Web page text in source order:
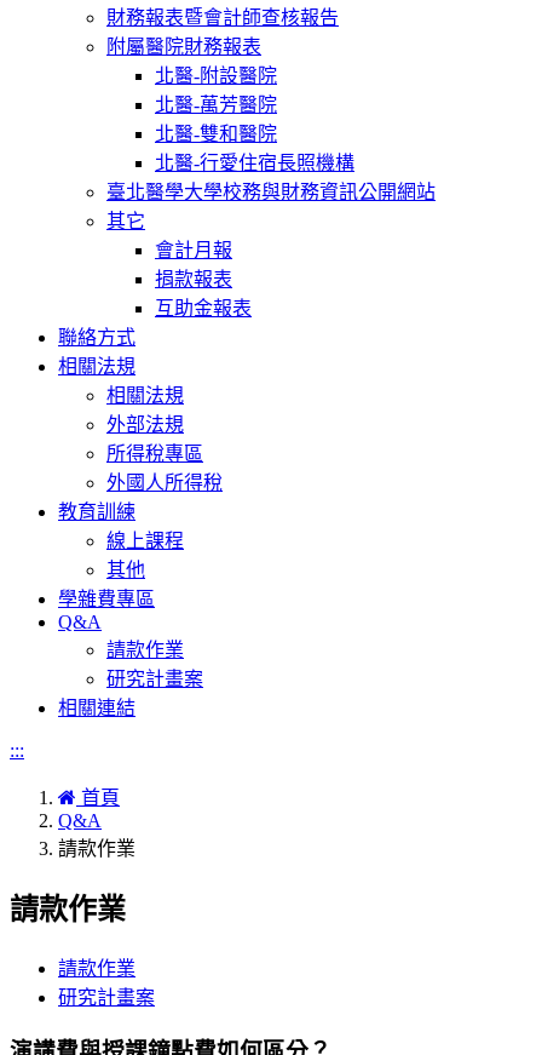
財務報表暨會計師查核報告
附屬醫院財務報表
北醫-附設醫院
北醫-萬芳醫院
北醫-雙和醫院
北醫-行愛住宿長照機構
臺北醫學大學校務與財務資訊公開網站
其它
會計月報
捐款報表
互助金報表
聯絡方式
相關法規
相關法規
外部法規
所得稅專區
外國人所得稅
教育訓練
線上課程
其他
學雜費專區
Q&A
請款作業
研究計畫案
相關連結
:::
首頁
Q&A
請款作業
請款作業
請款作業
研究計畫案